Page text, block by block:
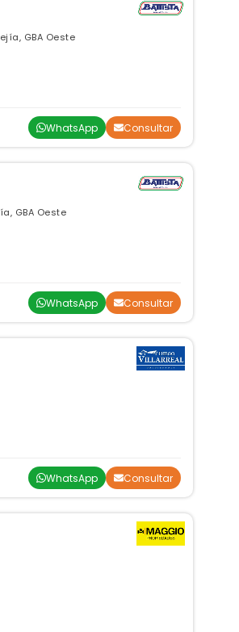
GBA Oeste
WhatsApp Consultar
GBA Oeste
WhatsApp Consultar
WhatsApp Consultar